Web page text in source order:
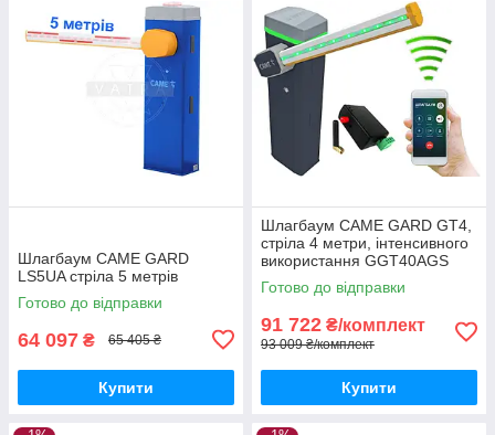
Шлагбаум CAME GARD
LS5UA стріла 5 метрів
Готово до відправки
64 097 ₴ 65 405 ₴
Купити
Шлагбаум CAME GARD GT4,
стріла 4 метри, інтенсивного
використання GGT40AGS
Готово до відправки
91 722 ₴/комплект
93 009 ₴/комплект
Купити